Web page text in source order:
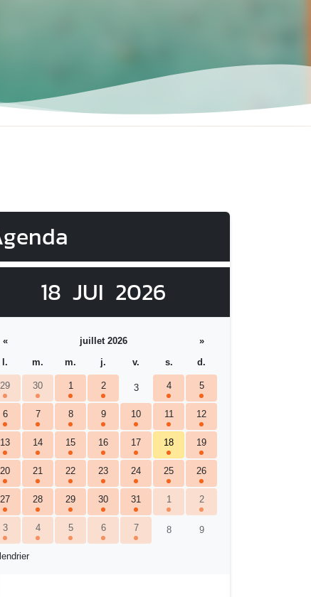
18 JUI 2026
« juillet 2026
»
l.
m. m. j. v. s. d.
29 30 1 2 3 4 5
6 7 8 9 10 11 12
13 14 15 16 17 18 19
20 21 22 23 24 25 26
27 28 29 30 31 1 2
3 4 5 6 7 8 9